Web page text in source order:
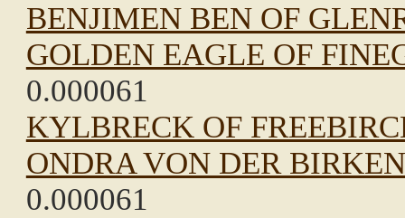
BENJIMEN BEN OF
GOLDEN EAGLE OF
0.000061
KYLBRECK OF
ONDRA VON DER
0.000061